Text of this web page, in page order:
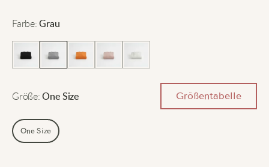
Farbe: Grau
Größe: One Size Größentabelle
One Size